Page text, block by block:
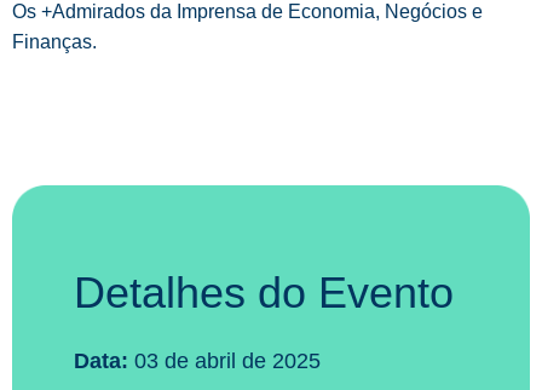
Os +Admirados da Imprensa de Economia, Negócios e
Finanças.
Detalhes do Evento
Data: 03 de abril de 2025